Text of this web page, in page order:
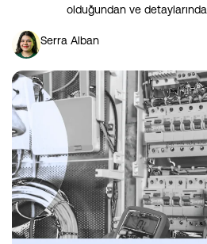
olduğundan ve
Serra Alban